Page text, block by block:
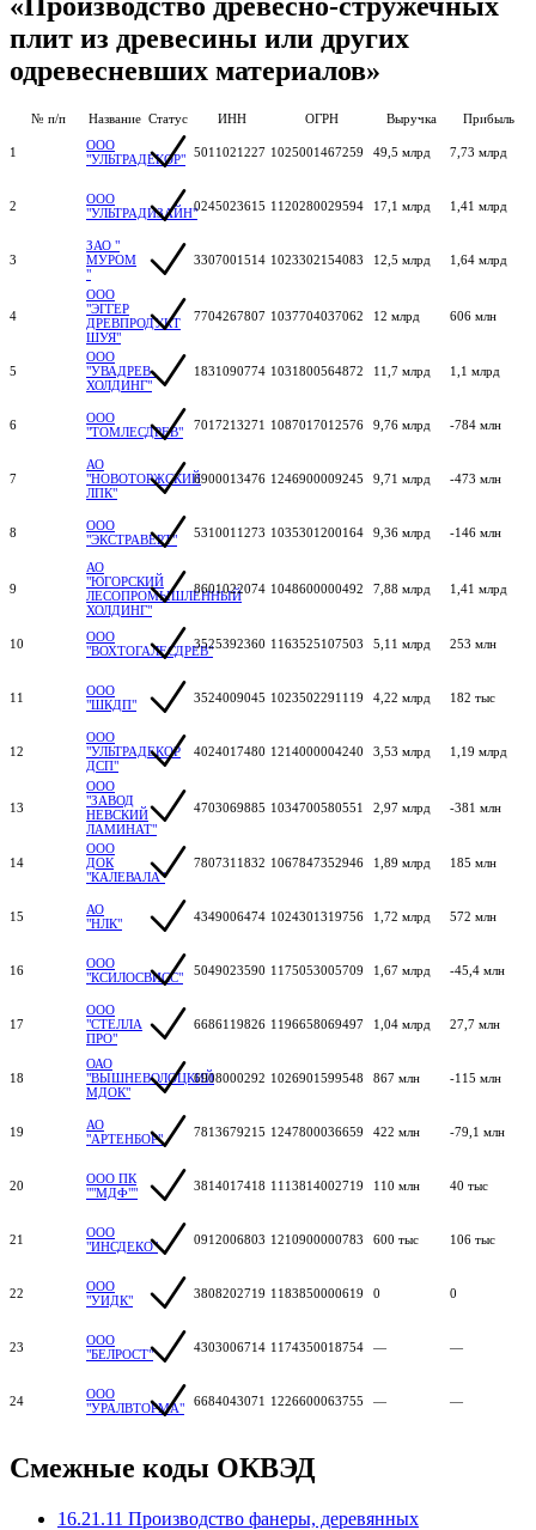
плит из древесины или других
одревесневших материалов»
№ п/п Название Статус ИНН ОГРН Выручка Прибыль
1
ООО
"УЛЬТРАДЕКОР" 5011021227 1025001467259 49,5 млрд 7,73 млрд
2
ООО
"УЛЬТРАДИЗАЙН"0245023615 1120280029594 17,1 млрд 1,41 млрд
3
ЗАО "
МУРОМ
"
3307001514 1023302154083 12,5 млрд 1,64 млрд
4
ООО
"ЭГГЕР
ДРЕВПРОДУКТ
ШУЯ"
7704267807 1037704037062 12 млрд 606 млн
5
ООО
"УВАДРЕВ-
ХОЛДИНГ"
1831090774 1031800564872 11,7 млрд 1,1 млрд
6
ООО
"ТОМЛЕСДРЕВ"
7017213271 1087017012576 9,76 млрд -784 млн
7
АО
"НОВОТОРЖСКИЙ
ЛПК"
6900013476 1246900009245 9,71 млрд -473 млн
8
ООО
"ЭКСТРАВЕРТ"
5310011273 1035301200164 9,36 млрд -146 млн
9
АО
"ЮГОРСКИЙ
ЛЕСОПРОМЫШЛЕННЫЙ
ХОЛДИНГ"
8601022074 1048600000492 7,88 млрд 1,41 млрд
10
ООО
"ВОХТОГАЛЕСДРЕВ"3525392360 1163525107503 5,11 млрд 253 млн
11
ООО
"ШКДП"
3524009045 1023502291119 4,22 млрд 182 тыс
12
ООО
"УЛЬТРАДЕКОР
ДСП"
4024017480 1214000004240 3,53 млрд 1,19 млрд
13
ООО
"ЗАВОД
НЕВСКИЙ
ЛАМИНАТ"
4703069885 1034700580551 2,97 млрд -381 млн
14
ООО
ДОК
"КАЛЕВАЛА"
7807311832 1067847352946 1,89 млрд 185 млн
15
АО
"НЛК"
4349006474 1024301319756 1,72 млрд 572 млн
16
ООО
"КСИЛОСВИСС"
5049023590 1175053005709 1,67 млрд -45,4 млн
17
ООО
"СТЕЛЛА
ПРО"
6686119826 1196658069497 1,04 млрд 27,7 млн
18
ОАО
"ВЫШНЕВОЛОЦКИЙ
МДОК"
6908000292 1026901599548 867 млн -115 млн
19
АО
"АРТЕНБОР"
7813679215 1247800036659 422 млн -79,1 млн
20
ООО ПК
""МДФ""
3814017418 1113814002719 110 млн 40 тыс
21
ООО
"ИНСДЕКО"
0912006803 1210900000783 600 тыс 106 тыс
22
ООО
"УИДК"
3808202719 1183850000619 0 0
23
ООО
"БЕЛРОСТ"
4303006714 1174350018754 — —
24
ООО
"УРАЛВТОРМА"
6684043071 1226600063755 — —
Смежные коды ОКВЭД
16.21.11 Производство фанеры, деревянных